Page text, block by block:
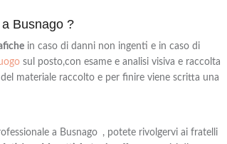
Busnago ?
in caso di danni non ingenti e in caso di
sul posto,con esame e analisi visiva e raccolta
materiale raccolto e per finire viene scritta una
a Busnago , potete rivolgervi ai fratelli